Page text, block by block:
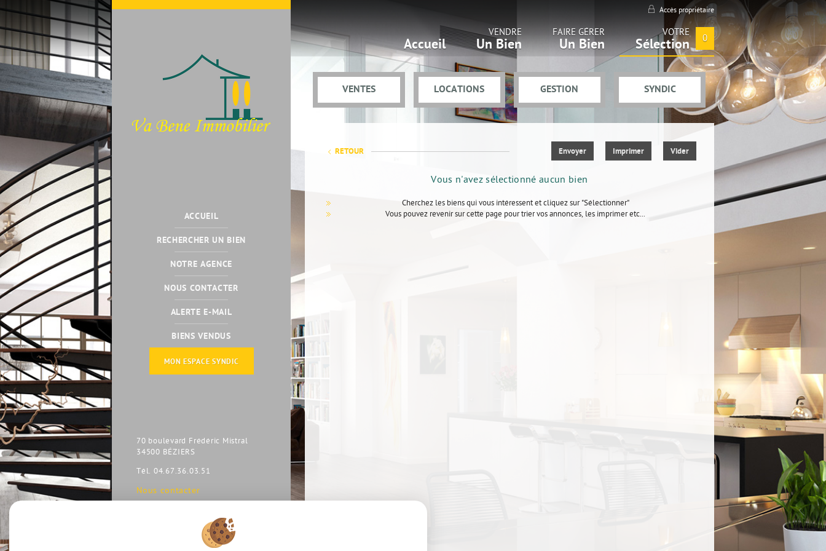
Accès propriétaire
Accueil
VENDRE
Un Bien
FAIRE GÉRER
Un Bien
VOTRE
Sélection 0
VENTES LOCATIONS GESTION SYNDIC
ACCUEIL
RECHERCHER UN BIEN
NOTRE AGENCE
NOUS CONTACTER
ALERTE E-MAIL
BIENS VENDUS
MON ESPACE SYNDIC
70 boulevard Frédéric Mistral
34500 BÉZIERS
Tél. 04.67.36.03.51
Nous contacter
RETOUR Envoyer Imprimer Vider
Vous n'avez sélectionné aucun bien
Cherchez les biens qui vous intéressent et cliquez sur "Sélectionner"
Vous pouvez revenir sur cette page pour trier vos annonces, les imprimer etc...